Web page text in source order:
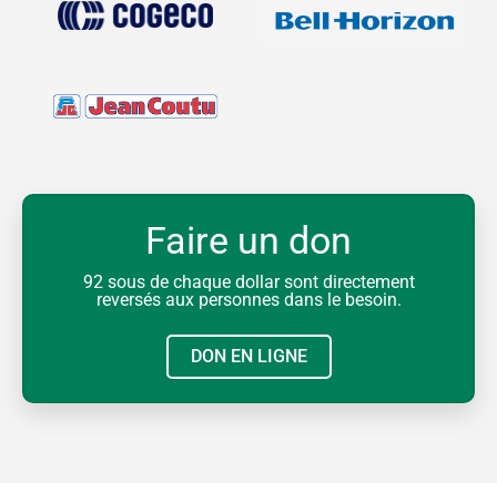
Faire un don
92 sous de chaque dollar sont directement
reversés aux personnes dans le besoin.
DON EN LIGNE